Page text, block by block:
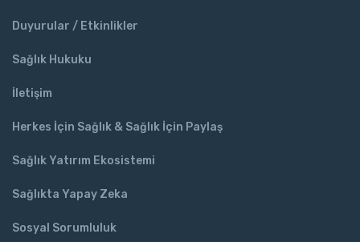
Duyurular / Etkinlikler
Sağlık Hukuku
İletişim
Herkes İçin Sağlık & Sağlık İçin Paylaş
Sağlık Yatırım Ekosistemi
Sağlıkta Yapay Zeka
Sosyal Sorumluluk